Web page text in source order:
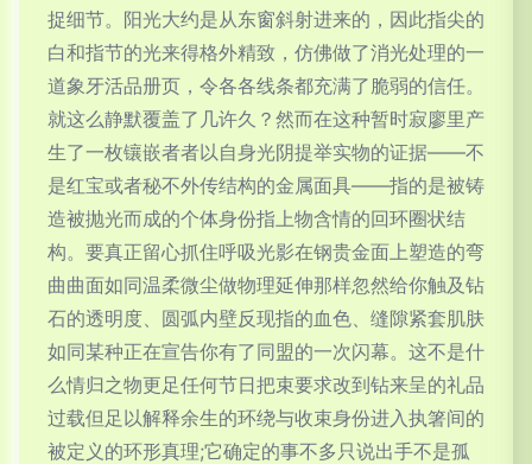
捉细节。阳光大约是从东窗斜射进来的，因此指尖的
白和指节的光来得格外精致，仿佛做了消光处理的一
道象牙活品册页，令各各线条都充满了脆弱的信任。
就这么静默覆盖了几许久？然而在这种暂时寂廖里产
生了一枚镶嵌者者以自身光阴提举实物的证据——不
是红宝或者秘不外传结构的金属面具——指的是被铸
造被抛光而成的个体身份指上物含情的回环圈状结
构。要真正留心抓住呼吸光影在钢贵金面上塑造的弯
曲曲面如同温柔微尘做物理延伸那样忽然给你触及钻
石的透明度、圆弧内壁反现指的血色、缝隙紧套肌肤
如同某种正在宣告你有了同盟的一次闪幕。这不是什
么情归之物更足任何节日把束要求改到钻来呈的礼品
过载但足以解释余生的环绕与收束身份进入执箸间的
被定义的环形真理;它确定的事不多只说出手不是孤